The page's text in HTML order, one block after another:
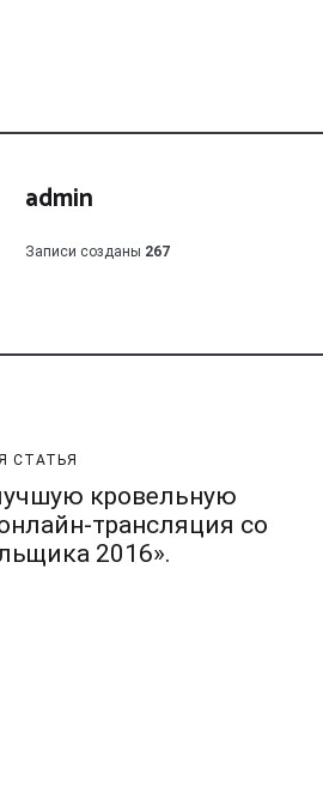
admin
Записи созданы 267
СТАТЬЯ
кровельную
трансляция со
2016».